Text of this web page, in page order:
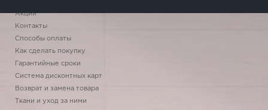
Акции
Контакты
Способы оплаты
Как сделать покупку
Гарантийные сроки
Система дисконтных карт
Возврат и замена товара
Ткани и уход за ними